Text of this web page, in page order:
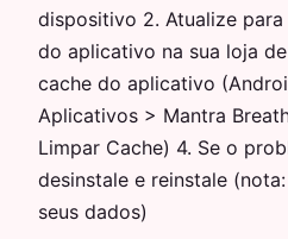
dispositivo 2. Atualize
do aplicativo na sua loja
cache do aplicativo
Aplicativos > Mantra
Limpar Cache) 4. Se o
desinstale e reinstale
seus dados)